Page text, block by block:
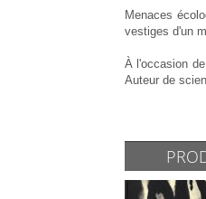
Menaces
vestiges d'un
À l'occasion
Auteur de